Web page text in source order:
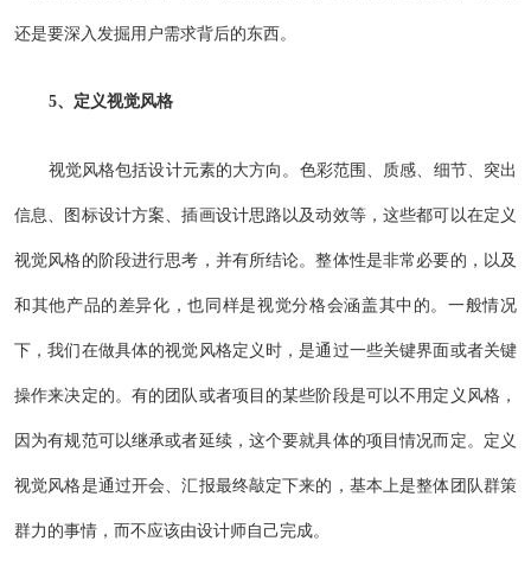
还是要深入发掘用户需求背后的东西。
5、定义视觉风格
视觉风格包括设计元素的大方向。色彩范围、质感、细节、突出
信息、图标设计方案、插画设计思路以及动效等，这些都可以在定义
视觉风格的阶段进行思考，并有所结论。整体性是非常必要的，以及
和其他产品的差异化，也同样是视觉分格会涵盖其中的。一般情况
下，我们在做具体的视觉风格定义时，是通过一些关键界面或者关键
操作来决定的。有的团队或者项目的某些阶段是可以不用定义风格，
因为有规范可以继承或者延续，这个要就具体的项目情况而定。定义
视觉风格是通过开会、汇报最终敲定下来的，基本上是整体团队群策
群力的事情，而不应该由设计师自己完成。